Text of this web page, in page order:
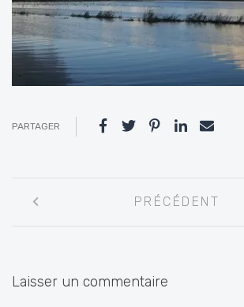
PARTAGER
entre
PRÉCÉDENT
Laisser un commentaire